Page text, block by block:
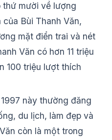
thứ mười về lượng
Bùi Thanh Văn,
mặt điển trai và nét
Văn có hơn 11 triệu
100 triệu lượt thích
này thường đăng
du lịch, làm đẹp và
còn là một trong